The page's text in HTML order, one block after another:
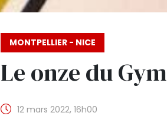
MONTPELLIER - NICE
Le onze du Gym
12 mars 2022, 16h00